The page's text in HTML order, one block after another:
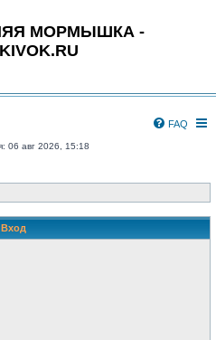
МОРМЫШКА -
FAQ
06 авг 2026, 15:18
Вход